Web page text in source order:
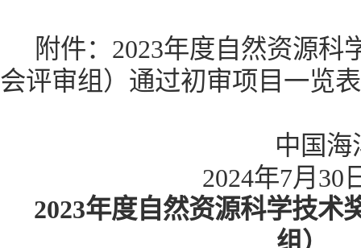
附件： 2023年度自然资源科
会评审组）通过初审项目一览表
中国海
2024年7月30
2023年度自然资源科学技术